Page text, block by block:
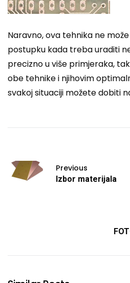
Naravno, ova tehnika ne
postupku kada treba uraditi
precizno u više primjeraka,
obe tehnike i njihovim
svakoj situaciji možete dobiti
Previous
Izbor materijala